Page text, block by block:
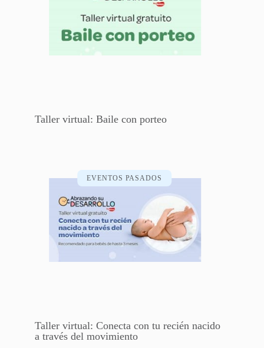
Taller virtual: Baile con porteo
EVENTOS PASADOS
Taller virtual: Conecta con tu recién nacido
a través del movimiento​